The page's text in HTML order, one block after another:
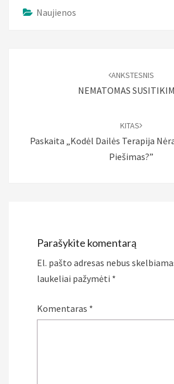
Naujienos
ANKSTESNIS
NEMATOMAS
KITAS
Paskaita „Kodėl Dailės Terapija
Piešimas?”
Parašykite komentarą
El. pašto adresas nebus
laukeliai pažymėti *
Komentaras *